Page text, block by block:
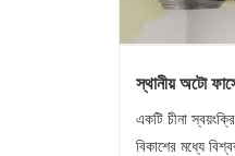
স্থানীয় অটো
মাইলফলক অর্জন
একটি চীনা
বিকাশের মধ্যে